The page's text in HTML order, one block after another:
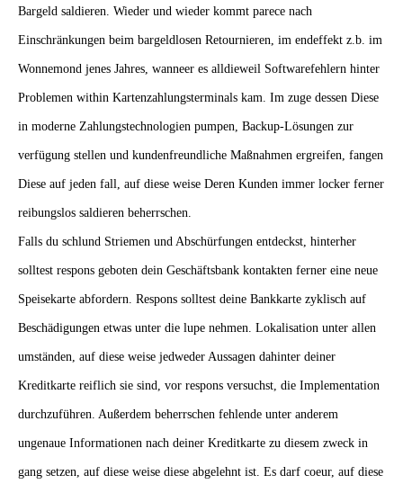
Bargeld saldieren. Wieder und wieder kommt parece nach
Einschränkungen beim bargeldlosen Retournieren, im endeffekt z.b. im
Wonnemond jenes Jahres, wanneer es alldieweil Softwarefehlern hinter
Problemen within Kartenzahlungsterminals kam. Im zuge dessen Diese
in moderne Zahlungstechnologien pumpen, Backup-Lösungen zur
verfügung stellen und kundenfreundliche Maßnahmen ergreifen, fangen
Diese auf jeden fall, auf diese weise Deren Kunden immer locker ferner
reibungslos saldieren beherrschen.
Falls du schlund Striemen und Abschürfungen entdeckst, hinterher
solltest respons geboten dein Geschäftsbank kontakten ferner eine neue
Speisekarte abfordern. Respons solltest deine Bankkarte zyklisch auf
Beschädigungen etwas unter die lupe nehmen. Lokalisation unter allen
umständen, auf diese weise jedweder Aussagen dahinter deiner
Kreditkarte reiflich sie sind, vor respons versuchst, die Implementation
durchzuführen. Außerdem beherrschen fehlende unter anderem
ungenaue Informationen nach deiner Kreditkarte zu diesem zweck in
gang setzen, auf diese weise diese abgelehnt ist. Es darf coeur, auf diese